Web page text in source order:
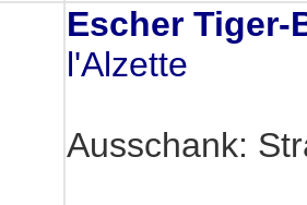
Escher Tiger-
l'Alzette
Ausschank: